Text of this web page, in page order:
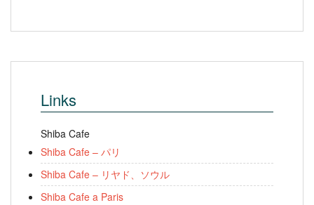
Links
Shiba Cafe
Shiba Cafe – パリ
Shiba Cafe – リヤド、ソウル
Shiba Cafe a Paris